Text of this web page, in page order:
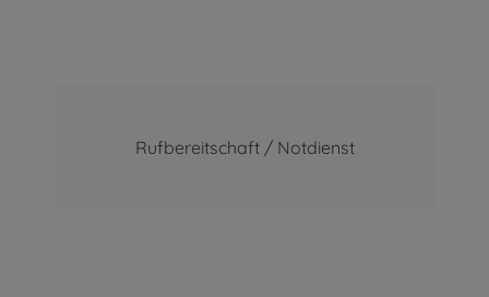
Rufbereitschaft / Notdienst